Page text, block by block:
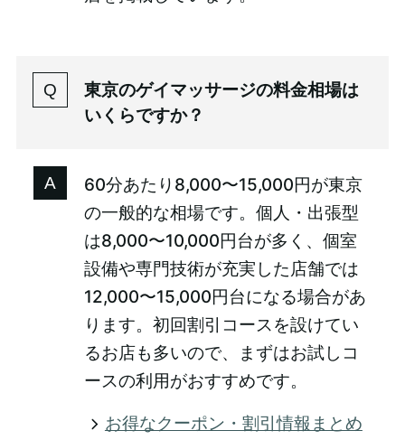
東京のゲイマッサージの料金相場は
いくらですか？
60分あたり8,000〜15,000円が東京
の一般的な相場です。個人・出張型
は8,000〜10,000円台が多く、個室
設備や専門技術が充実した店舗では
12,000〜15,000円台になる場合があ
ります。初回割引コースを設けてい
るお店も多いので、まずはお試しコ
ースの利用がおすすめです。
お得なクーポン・割引情報まとめ